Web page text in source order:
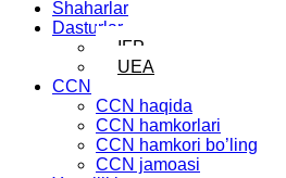
Shaharlar
Dasturlar
IFP
UEA
CCN
CCN haqida
CCN hamkorlari
CCN hamkori bo’ling
CCN jamoasi